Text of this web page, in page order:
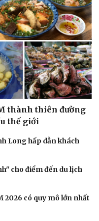
thành thiên đường
thế giới
Long hấp dẫn khách
cho điểm đến du lịch
2026 có quy mô lớn nhất